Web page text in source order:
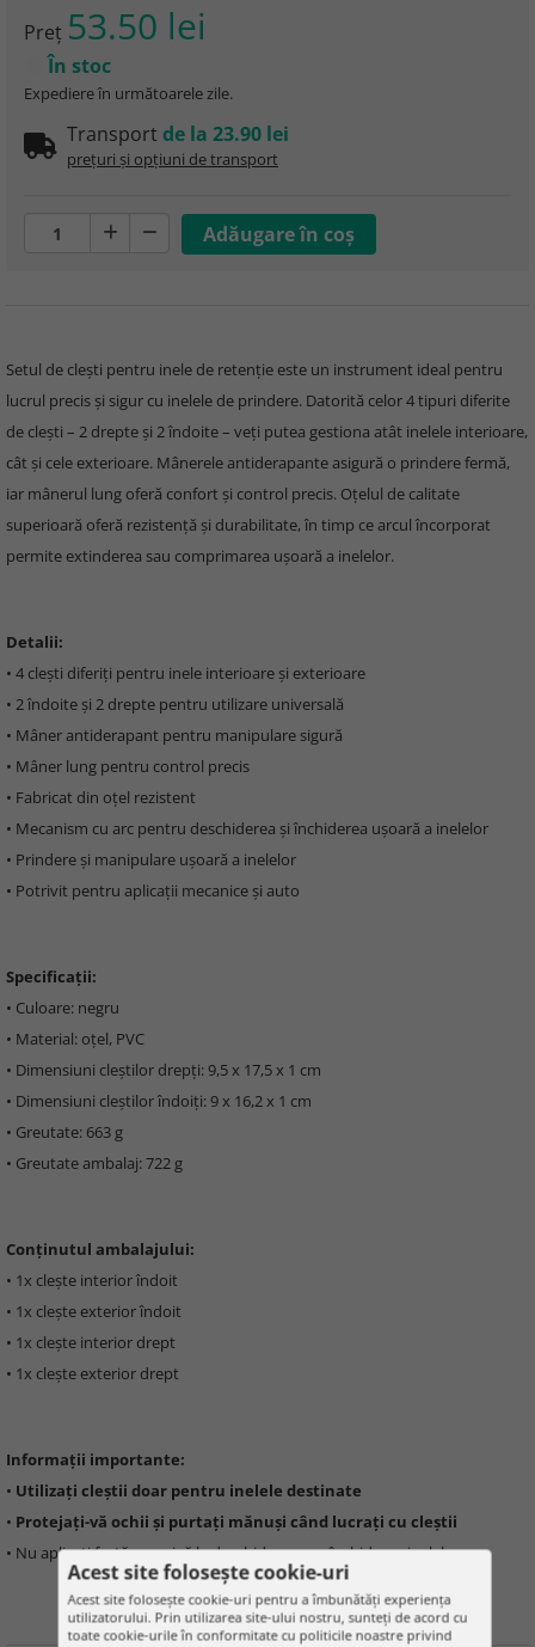
Preţ 53.50 lei
În stoc
Expediere în următoarele zile.
Transport de la 23.90 lei
prețuri și opțiuni de transport
Setul de clești pentru inele de retenție este un instrument ideal pentru
lucrul precis și sigur cu inelele de prindere. Datorită celor 4 tipuri diferite
de clești – 2 drepte și 2 îndoite – veți putea gestiona atât inelele interioare,
cât și cele exterioare. Mânerele antiderapante asigură o prindere fermă,
iar mânerul lung oferă confort și control precis. Oțelul de calitate
superioară oferă rezistență și durabilitate, în timp ce arcul încorporat
permite extinderea sau comprimarea ușoară a inelelor.
Detalii:
• 4 clești diferiți pentru inele interioare și exterioare
• 2 îndoite și 2 drepte pentru utilizare universală
• Mâner antiderapant pentru manipulare sigură
• Mâner lung pentru control precis
• Fabricat din oțel rezistent
• Mecanism cu arc pentru deschiderea și închiderea ușoară a inelelor
• Prindere și manipulare ușoară a inelelor
• Potrivit pentru aplicații mecanice și auto
Specificații:
• Culoare: negru
• Material: oțel, PVC
• Dimensiuni cleștilor drepți: 9,5 x 17,5 x 1 cm
• Dimensiuni cleștilor îndoiți: 9 x 16,2 x 1 cm
• Greutate: 663 g
• Greutate ambalaj: 722 g
Conținutul ambalajului:
• 1x clește interior îndoit
• 1x clește exterior îndoit
• 1x clește interior drept
• 1x clește exterior drept
Informații importante:
• Utilizați cleștii doar pentru inelele destinate
• Protejați-vă ochii și purtați mănuși când lucrați cu cleștii
• Nu aplicați forță excesivă la deschiderea sau închiderea inelelor
Acest site folosește cookie-uri
Acest site folosește cookie-uri pentru a îmbunătăți experiența
utilizatorului. Prin utilizarea site-ului nostru, sunteți de acord cu
toate cookie-urile în conformitate cu politicile noastre privind